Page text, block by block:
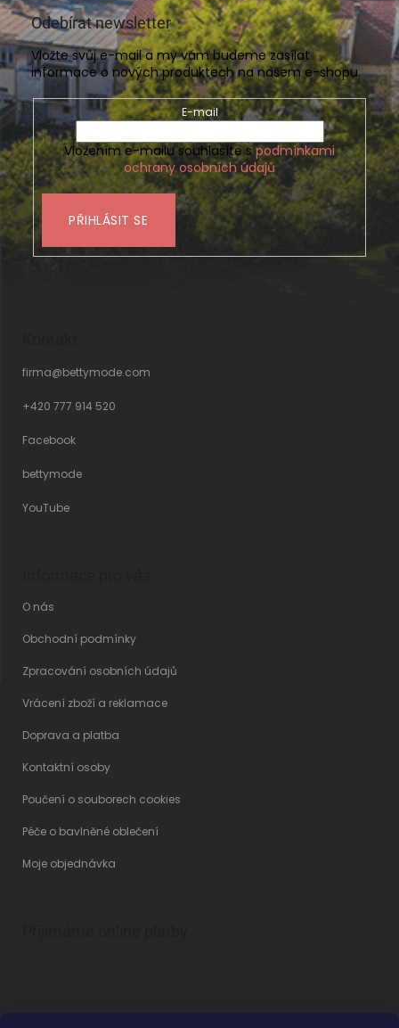
Odebírat newsletter
Vložte svůj e-mail a my vám budeme zasílat
informace o nových produktech na našem e-shopu.
E-mail
Vložením e-mailu souhlasíte spodmínkami
ochrany osobních údajů
PŘIHLÁSIT SE
firma@bettymode.com
+420 777 914 520
Facebook
bettymode
YouTube
O nás
Obchodní podmínky
Zpracování osobních údajů
Vrácení zboží a reklamace
Doprava a platba
Kontaktní osoby
Poučení o souborech cookies
Péče o bavlněné oblečení
Moje objednávka